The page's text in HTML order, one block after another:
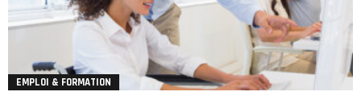
EMPLOI & FORMATION